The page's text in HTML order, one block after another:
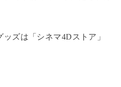
ズは「シネマ4Dストア」